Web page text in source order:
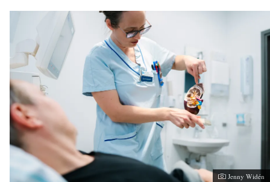
Jenny Widén